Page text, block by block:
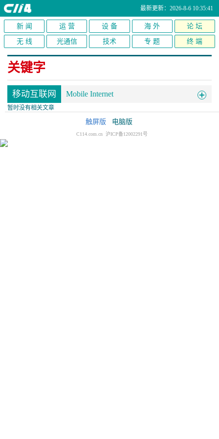
最新更新：2026-8-6 10:35:41
新 闻 运 营 设 备 海 外 论 坛
无 线 光通信 技术 专 题 终 端
关键字
移动互联网 Mobile Internet
暂时没有相关文章
触屏版 电脑版
C114.com.cn 沪ICP备12002291号